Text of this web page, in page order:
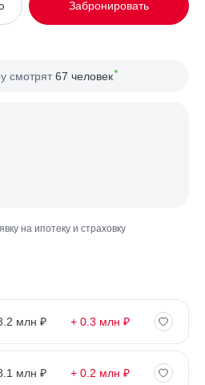
Односторонняя
Забронировать
смотрят 67 человек
на ипотеку и страховку
млн ₽ + 0.3 млн ₽
млн ₽ + 0.2 млн ₽